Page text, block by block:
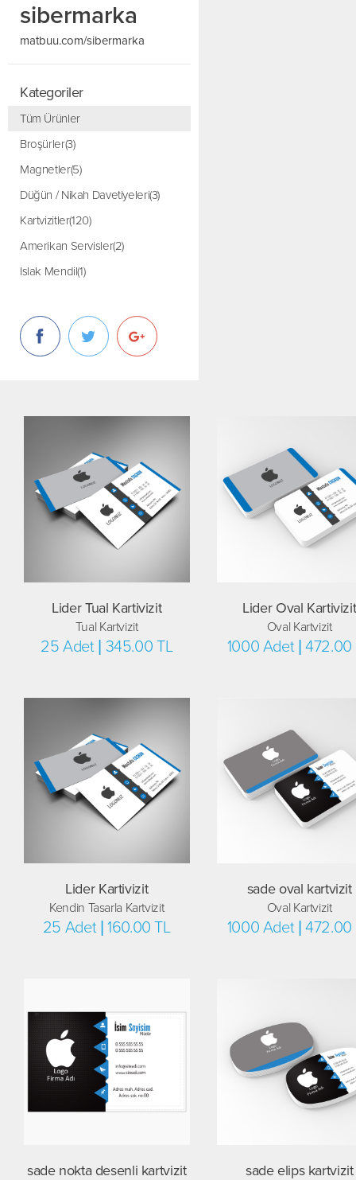
sibermarka
matbuu.com/sibermarka
Kategoriler
Tüm Ürünler
Broşürler(3)
Magnetler(5)
Düğün / Nikah Davetiyeleri(3)
Kartvizitler(120)
Amerikan Servisler(2)
Islak Mendil(1)
Lider Tual Kartivizit
Tual Kartvizit
25 Adet | 345.00 TL
Lider Oval Kartivizit
Oval Kartvizit
1000 Adet | 472.00
Lider Kartivizit
Kendin Tasarla Kartvizit
25 Adet | 160.00 TL
sade oval kartvizit
Oval Kartvizit
1000 Adet | 472.00
sade nokta desenli kartvizit sade elips kartvizit